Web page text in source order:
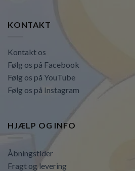
KONTAKT
Kontakt os
Følg os på Facebook
Følg os på YouTube
Følg os på Instagram
HJÆLP OG INFO
Åbningstider
Fragt og levering